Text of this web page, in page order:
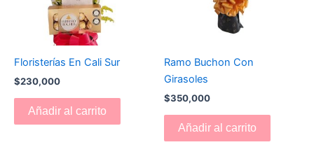
Floristerías En Cali Sur
$230,000
Añadir al carrito
Ramo Buchon Con
Girasoles
$350,000
Añadir al carrito